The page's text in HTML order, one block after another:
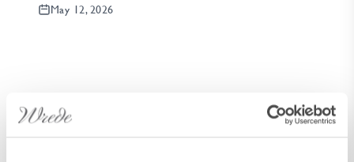
May 12, 2026
CHARMING